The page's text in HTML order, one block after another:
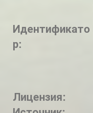
Идентификато
р:
Лицензия: